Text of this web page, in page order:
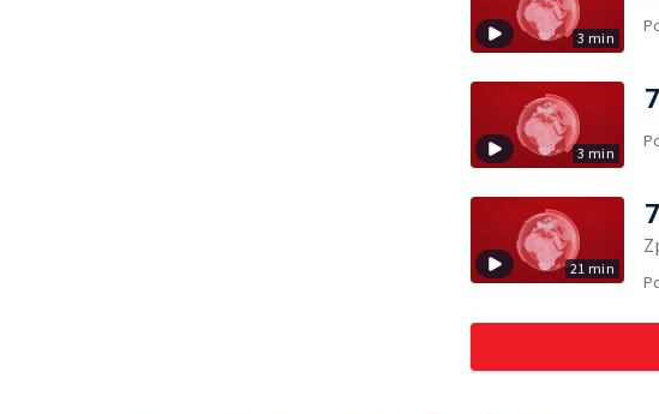
3 min
3 min
21 min